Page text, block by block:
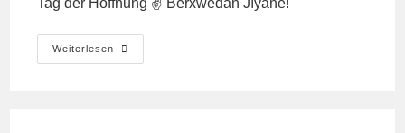
Tag der Hoffnung ✌️ Berxwedan Jîyane!
Weiterlesen
Einladung
Zum